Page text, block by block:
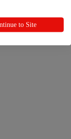
関する選択肢」
to Site